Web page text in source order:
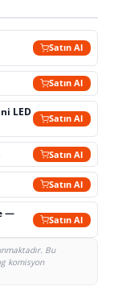
Satın Al
Satın Al
LED
Satın Al
Satın Al
Satın Al
—
Satın Al
Bu
komisyon